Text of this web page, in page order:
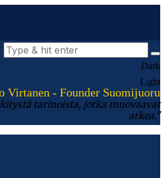
Dark
Light
Virtanen - Founder Suomijuoru
tarinoista, jotka muovaavat
arkea."